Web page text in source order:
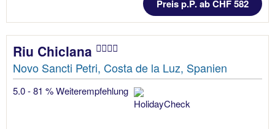
Preis p.P. ab CHF 582
Riu Chiclana
Novo Sancti Petri, Costa de la Luz, Spanien
5.0 - 81 % Weiterempfehlung